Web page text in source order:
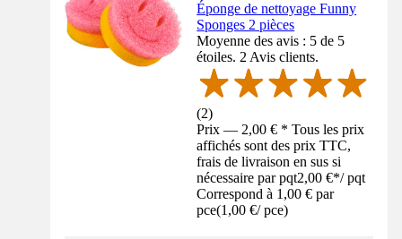
Éponge de nettoyage Funny
Sponges 2 pièces
Moyenne des avis : 5 de 5
étoiles. 2 Avis clients.
(2)
Prix — 2,00 € * Tous les prix
affichés sont des prix TTC,
frais de livraison en sus si
nécessaire par pqt2,00 €*/ pqt
Correspond à 1,00 € par
pce(1,00 €/ pce)